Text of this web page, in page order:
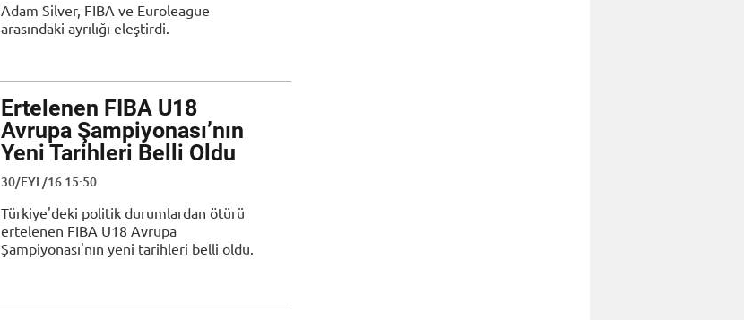
Adam Silver, FIBA ve Euroleague
arasındaki ayrılığı eleştirdi.
Ertelenen FIBA U18
Avrupa Şampiyonası’nın
Yeni Tarihleri Belli Oldu
30/EYL/16 15:50
Türkiye'deki politik durumlardan ötürü
ertelenen FIBA U18 Avrupa
Şampiyonası'nın yeni tarihleri belli oldu.